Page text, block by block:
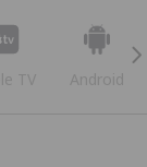
TV Android